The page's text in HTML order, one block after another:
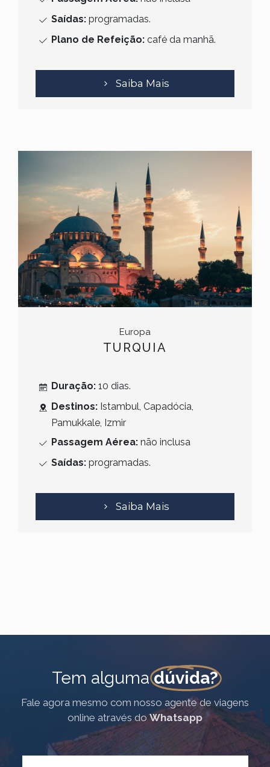
Saídas: programadas.
Plano de Refeição:café da manhã.
Saiba Mais
Europa
TURQUIA
Duração:10 dias.
Destinos: Istambul, Capadócia,
Pamukkale, Izmir
Passagem Aérea:não inclusa
Saídas:programadas.
Saiba Mais
Tem algumadúvida?
Fale agora mesmo com nosso agente de viagens
online através doWhatsapp